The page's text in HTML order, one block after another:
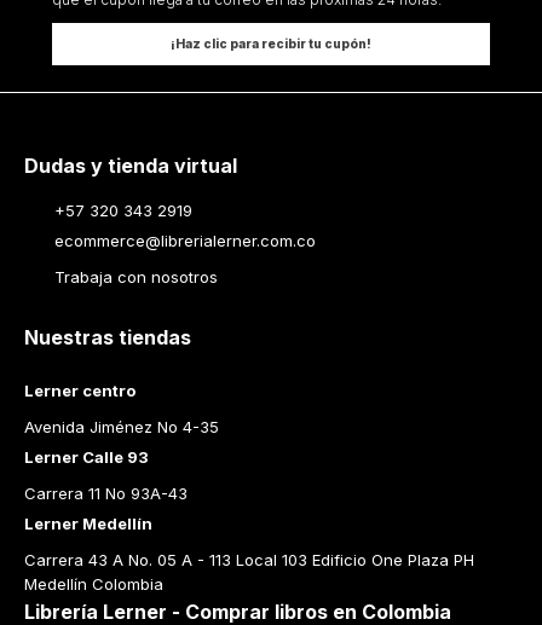
¡Haz clic para recibir tu cupón!
Dudas y tienda virtual
+57 320 343 2919
ecommerce@librerialerner.com.co
Trabaja con nosotros
Nuestras tiendas
Lerner centro
Avenida Jiménez No 4-35
Lerner Calle 93
Carrera 11 No 93A-43
Lerner Medellín
Carrera 43 A No. 05 A - 113 Local 103 Edificio One Plaza PH
Medellín Colombia
Librería Lerner - Comprar libros en Colombia